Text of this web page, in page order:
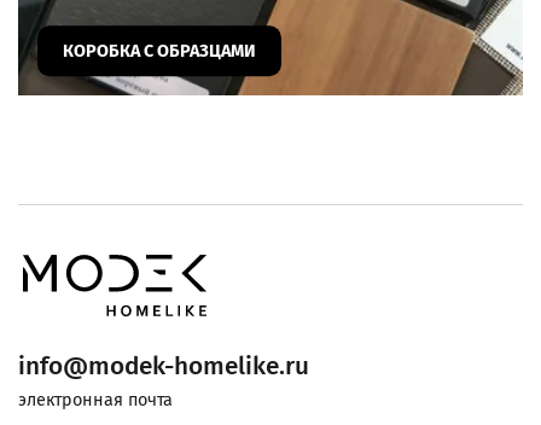
КОРОБКА С ОБРАЗЦАМИ
info@modek-homelike.ru
электронная почта